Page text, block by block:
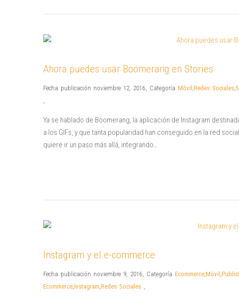
Ahora puedes usar Boomerang en Stories
Fecha publicación noviembre 12, 2016, Categoría Móvil ,Redes Sociales,
,
Ya se hablado de Boomerang, la aplicación de Instagram
a los GIFs, y que tanta popularidad han conseguido en la red
quiere ir un paso más allá, integrando…
Instagram y el e-commerce
Fecha publicación noviembre 9, 2016, Categoría Ecommerce,Móvil ,
Ecommerce,Instagram,Redes Sociales ,